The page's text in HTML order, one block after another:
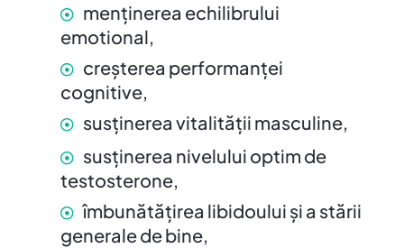
menținerea echilibrului
emotional,
creșterea performanței
cognitive,
susținerea vitalității masculine,
susținerea nivelului optim de
testosterone,
îmbunătățirea libidoului și a stării
generale de bine,